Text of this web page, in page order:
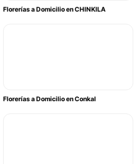
Florerías a Domicilio en CHINKILA
Florerías a Domicilio en Conkal